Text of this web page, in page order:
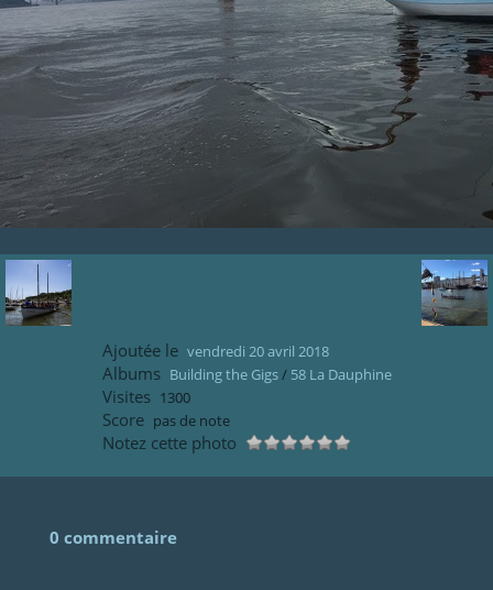
Ajoutée le vendredi 20 avril 2018
Albums Building the Gigs/ 58 La Dauphine
Visites 1300
Score pas de note
Notez cette photo
0 commentaire